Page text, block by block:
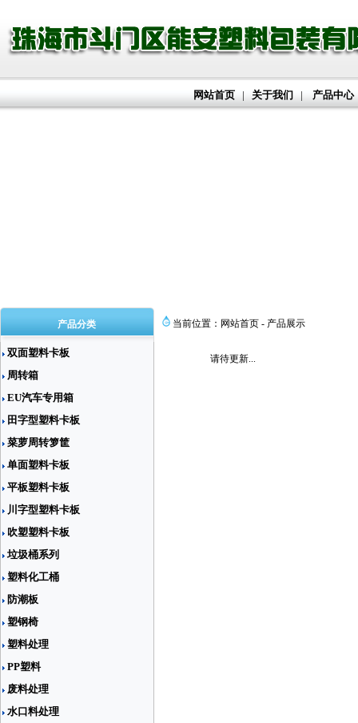
网站首页 | 关于我们 | 产品中心
产品分类
双面塑料卡板
周转箱
EU汽车专用箱
田字型塑料卡板
菜萝周转箩筐
单面塑料卡板
平板塑料卡板
川字型塑料卡板
吹塑塑料卡板
垃圾桶系列
塑料化工桶
防潮板
塑钢椅
塑料处理
PP塑料
废料处理
水口料处理
当前位置：网站首页 - 产品展示
请待更新...